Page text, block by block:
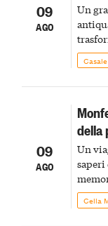
09
AGO
Un
09
AGO
della
Un
Cella